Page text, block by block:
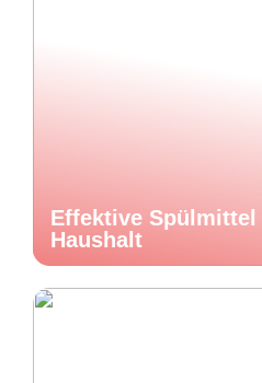
Effektive Spülmittel
Haushalt